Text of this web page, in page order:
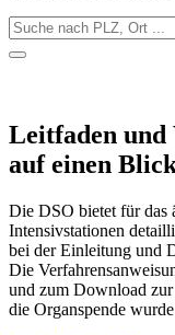
Leitfaden und
auf einen
Die DSO bietet für das
Intensivstationen
bei der Einleitung und
Die
und zum Download
die Organspende